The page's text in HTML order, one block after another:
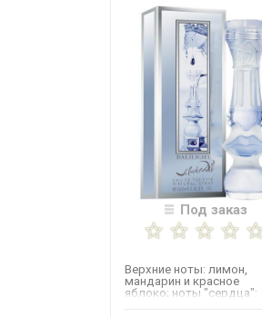
Под заказ
Верхние ноты: лимон,
мандарин и красное
яблоко; ноты "сердца":